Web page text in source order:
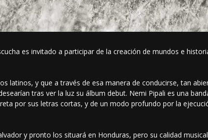
es invitado a participar de la creación de mundos e
latinos, y que a través de esa manera de conducirse, tan
tras ver la luz su álbum debut. Nemi Pipali es una
por sus letras cortas, y de un modo profundo por la
y pronto los situará en Honduras, pero su calidad